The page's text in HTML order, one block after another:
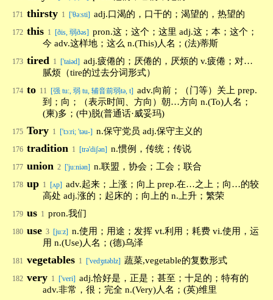
171 thirsty 1 ['θə:sti] adj.口渴的，口干的；渴望的，热望的
172 this 1 [ðis, 弱ðəs] pron.这；这个；这里 adj.这；本；这个；
今 adv.这样地；这么 n.(This)人名；(法)蒂斯
173 tired 1 ['taiəd] adj.疲倦的；厌倦的，厌烦的 v.疲倦；对…
腻烦（tire的过去分词形式）
174 to 11 [强 tu:, 弱 tu, 辅音前弱tə, t] adv.向前；（门等）关上 prep.
到；向；（表示时间、方向）朝…方向 n.(To)人名；
(柬)多；(中)脱(普通话·威妥玛)
175 Tory 1 ['tɔ:ri; 'təu-] n.保守党员 adj.保守主义的
176 tradition 1 [trə'diʃən] n.惯例，传统；传说
177 union 2 ['ju:niən] n.联盟，协会；工会；联合
178 up 1 [ʌp] adv.起来；上涨；向上 prep.在…之上；向…的较
高处 adj.涨的；起床的；向上的 n.上升；繁荣
179 us 1 pron.我们
180 use 3 [ju:z] n.使用；用途；发挥 vt.利用；耗费 vi.使用，运
用 n.(Use)人名；(德)乌泽
181 vegetables 1 ['vedʒɪtəblz] 蔬菜,vegetable的复数形式
182 very 1 ['veri] adj.恰好是，正是；甚至；十足的；特有的
adv.非常，很；完全 n.(Very)人名；(英)维里